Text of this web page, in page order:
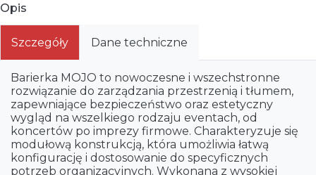
Opis
Szczegóły Dane techniczne
Barierka MOJO to nowoczesne i wszechstronne
rozwiązanie do zarządzania przestrzenią i tłumem,
zapewniające bezpieczeństwo oraz estetyczny
wygląd na wszelkiego rodzaju eventach, od
koncertów po imprezy firmowe. Charakteryzuje się
modułową konstrukcją, która umożliwia łatwą
konfigurację i dostosowanie do specyficznych
potrzeb organizacyjnych. Wykonana z wysokiej